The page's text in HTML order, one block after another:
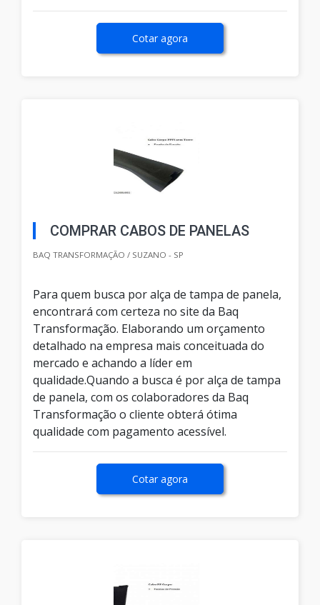
Cotar agora
COMPRAR CABOS DE PANELAS
BAQ TRANSFORMAÇÃO / SUZANO - SP
Para quem busca por alça de tampa de panela,
encontrará com certeza no site da Baq
Transformação. Elaborando um orçamento
detalhado na empresa mais conceituada do
mercado e achando a líder em
qualidade.Quando a busca é por alça de tampa
de panela, com os colaboradores da Baq
Transformação o cliente obterá ótima
qualidade com pagamento acessível.
Cotar agora